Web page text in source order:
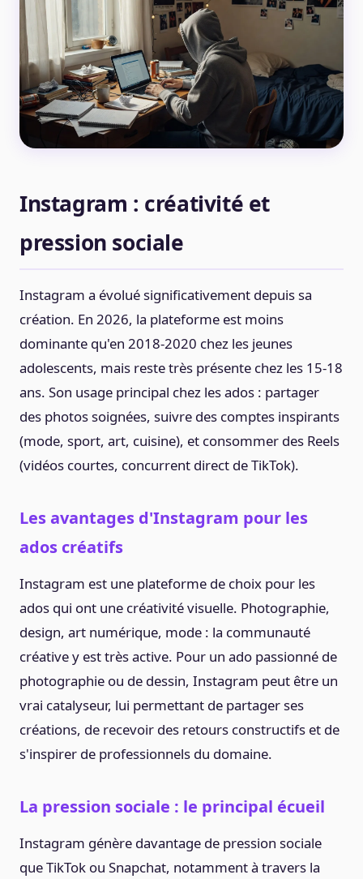
Instagram : créativité et
pression sociale
Instagram a évolué significativement depuis sa
création. En 2026, la plateforme est moins
dominante qu'en 2018-2020 chez les jeunes
adolescents, mais reste très présente chez les 15-18
ans. Son usage principal chez les ados : partager
des photos soignées, suivre des comptes inspirants
(mode, sport, art, cuisine), et consommer des Reels
(vidéos courtes, concurrent direct de TikTok).
Les avantages d'Instagram pour les
ados créatifs
Instagram est une plateforme de choix pour les
ados qui ont une créativité visuelle. Photographie,
design, art numérique, mode : la communauté
créative y est très active. Pour un ado passionné de
photographie ou de dessin, Instagram peut être un
vrai catalyseur, lui permettant de partager ses
créations, de recevoir des retours constructifs et de
s'inspirer de professionnels du domaine.
La pression sociale : le principal écueil
Instagram génère davantage de pression sociale
que TikTok ou Snapchat, notamment à travers la